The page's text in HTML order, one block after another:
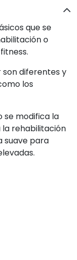
que se
o
son diferentes y
los
se modifica la
la rehabilitación
suave para